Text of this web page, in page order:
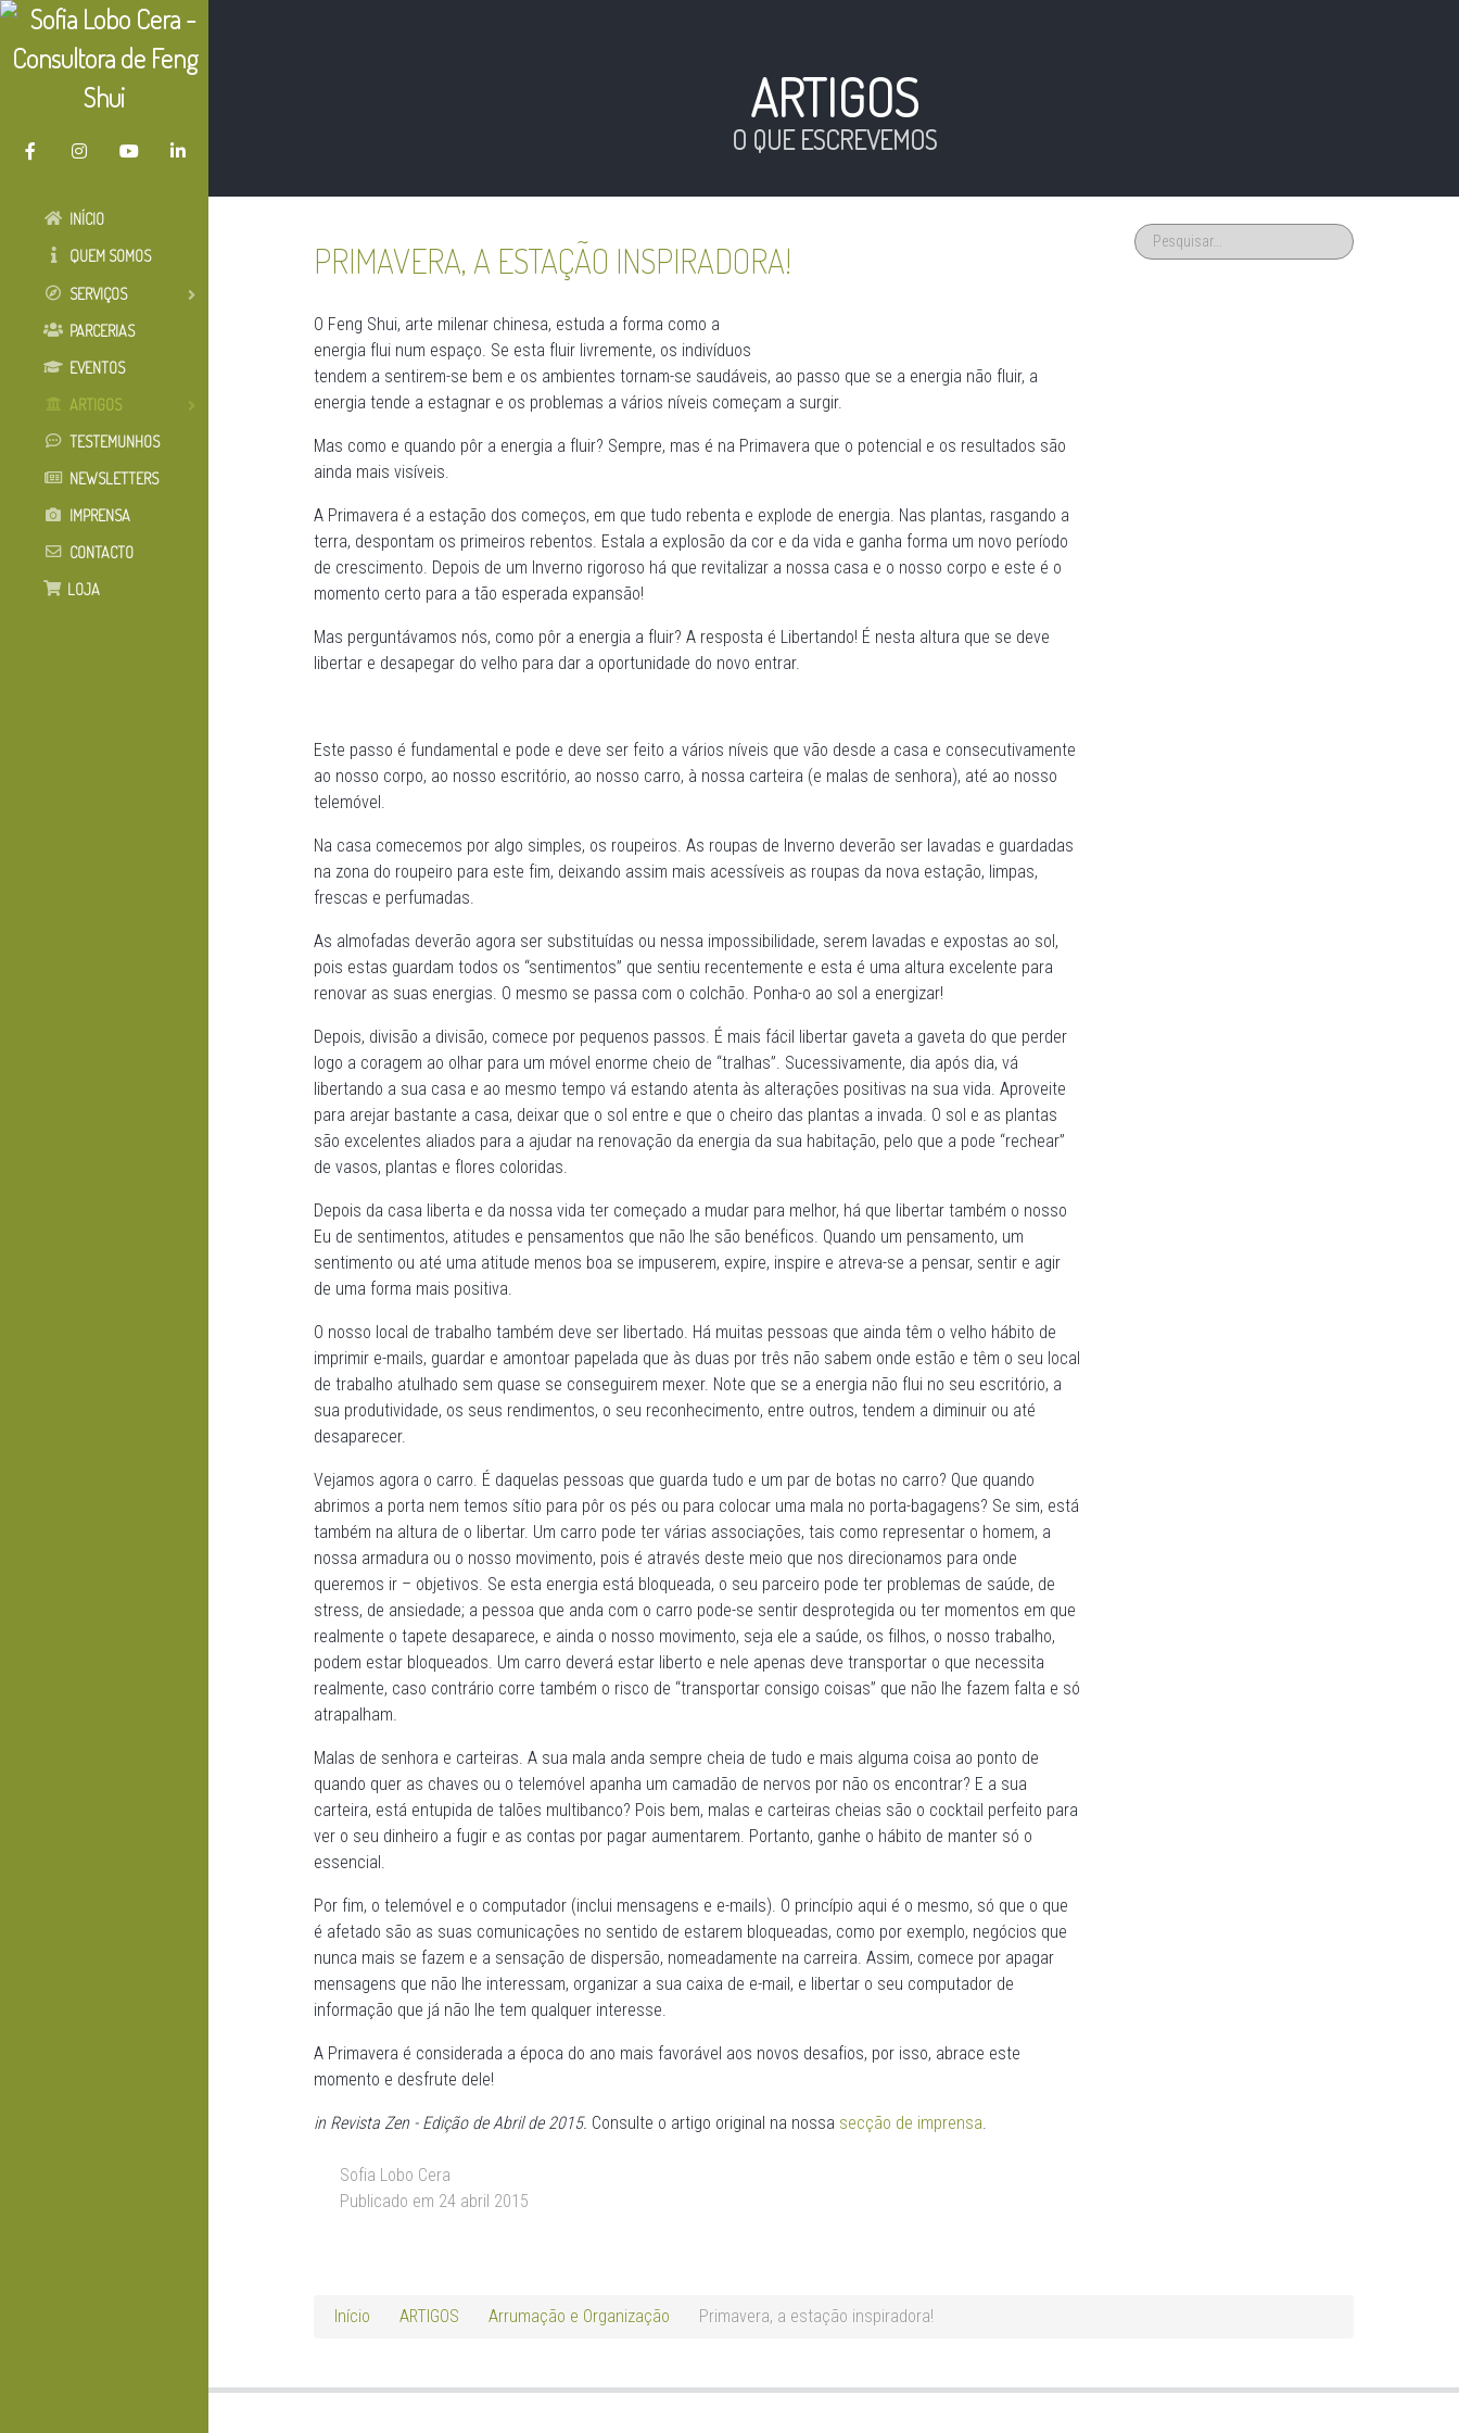
ARTIGOS
O QUE ESCREVEMOS
PRIMAVERA, A ESTAÇÃO INSPIRADORA!
O Feng Shui, arte milenar chinesa, estuda a forma como a
energia flui num espaço. Se esta fluir livremente, os indivíduos
tendem a sentirem-se bem e os ambientes tornam-se saudáveis, ao passo que se a energia não fluir, a
energia tende a estagnar e os problemas a vários níveis começam a surgir.
Mas como e quando pôr a energia a fluir? Sempre, mas é na Primavera que o potencial e os resultados são
ainda mais visíveis.
A Primavera é a estação dos começos, em que tudo rebenta e explode de energia. Nas plantas, rasgando a
terra, despontam os primeiros rebentos. Estala a explosão da cor e da vida e ganha forma um novo período
de crescimento. Depois de um Inverno rigoroso há que revitalizar a nossa casa e o nosso corpo e este é o
momento certo para a tão esperada expansão!
Mas perguntávamos nós, como pôr a energia a fluir? A resposta é Libertando! É nesta altura que se deve
libertar e desapegar do velho para dar a oportunidade do novo entrar.
Este passo é fundamental e pode e deve ser feito a vários níveis que vão desde a casa e consecutivamente
ao nosso corpo, ao nosso escritório, ao nosso carro, à nossa carteira (e malas de senhora), até ao nosso
telemóvel.
Na casa comecemos por algo simples, os roupeiros. As roupas de Inverno deverão ser lavadas e guardadas
na zona do roupeiro para este fim, deixando assim mais acessíveis as roupas da nova estação, limpas,
frescas e perfumadas.
As almofadas deverão agora ser substituídas ou nessa impossibilidade, serem lavadas e expostas ao sol,
pois estas guardam todos os “sentimentos” que sentiu recentemente e esta é uma altura excelente para
renovar as suas energias. O mesmo se passa com o colchão. Ponha-o ao sol a energizar!
Depois, divisão a divisão, comece por pequenos passos. É mais fácil libertar gaveta a gaveta do que perder
logo a coragem ao olhar para um móvel enorme cheio de “tralhas”. Sucessivamente, dia após dia, vá
libertando a sua casa e ao mesmo tempo vá estando atenta às alterações positivas na sua vida. Aproveite
para arejar bastante a casa, deixar que o sol entre e que o cheiro das plantas a invada. O sol e as plantas
são excelentes aliados para a ajudar na renovação da energia da sua habitação, pelo que a pode “rechear”
de vasos, plantas e flores coloridas.
Depois da casa liberta e da nossa vida ter começado a mudar para melhor, há que libertar também o nosso
Eu de sentimentos, atitudes e pensamentos que não lhe são benéficos. Quando um pensamento, um
sentimento ou até uma atitude menos boa se impuserem, expire, inspire e atreva-se a pensar, sentir e agir
de uma forma mais positiva.
O nosso local de trabalho também deve ser libertado. Há muitas pessoas que ainda têm o velho hábito de
imprimir e-mails, guardar e amontoar papelada que às duas por três não sabem onde estão e têm o seu local
de trabalho atulhado sem quase se conseguirem mexer. Note que se a energia não flui no seu escritório, a
sua produtividade, os seus rendimentos, o seu reconhecimento, entre outros, tendem a diminuir ou até
desaparecer.
Vejamos agora o carro. É daquelas pessoas que guarda tudo e um par de botas no carro? Que quando
abrimos a porta nem temos sítio para pôr os pés ou para colocar uma mala no porta-bagagens? Se sim, está
também na altura de o libertar. Um carro pode ter várias associações, tais como representar o homem, a
nossa armadura ou o nosso movimento, pois é através deste meio que nos direcionamos para onde
queremos ir – objetivos. Se esta energia está bloqueada, o seu parceiro pode ter problemas de saúde, de
stress, de ansiedade; a pessoa que anda com o carro pode-se sentir desprotegida ou ter momentos em que
realmente o tapete desaparece, e ainda o nosso movimento, seja ele a saúde, os filhos, o nosso trabalho,
podem estar bloqueados. Um carro deverá estar liberto e nele apenas deve transportar o que necessita
realmente, caso contrário corre também o risco de “transportar consigo coisas” que não lhe fazem falta e só
atrapalham.
Malas de senhora e carteiras. A sua mala anda sempre cheia de tudo e mais alguma coisa ao ponto de
quando quer as chaves ou o telemóvel apanha um camadão de nervos por não os encontrar? E a sua
carteira, está entupida de talões multibanco? Pois bem, malas e carteiras cheias são o cocktail perfeito para
ver o seu dinheiro a fugir e as contas por pagar aumentarem. Portanto, ganhe o hábito de manter só o
essencial.
Por fim, o telemóvel e o computador (inclui mensagens e e-mails). O princípio aqui é o mesmo, só que o que
é afetado são as suas comunicações no sentido de estarem bloqueadas, como por exemplo, negócios que
nunca mais se fazem e a sensação de dispersão, nomeadamente na carreira. Assim, comece por apagar
mensagens que não lhe interessam, organizar a sua caixa de e-mail, e libertar o seu computador de
informação que já não lhe tem qualquer interesse.
A Primavera é considerada a época do ano mais favorável aos novos desafios, por isso, abrace este
momento e desfrute dele!
in Revista Zen - Edição de Abril de 2015. Consulte o artigo original na nossa secção de imprensa.
Sofia Lobo Cera
Publicado em 24 abril 2015
Início ARTIGOS Arrumação e Organização Primavera, a estação inspiradora!
INÍCIO
QUEM SOMOS
SERVIÇOS
PARCERIAS
EVENTOS
ARTIGOS
TESTEMUNHOS
NEWSLETTERS
IMPRENSA
CONTACTO
LOJA